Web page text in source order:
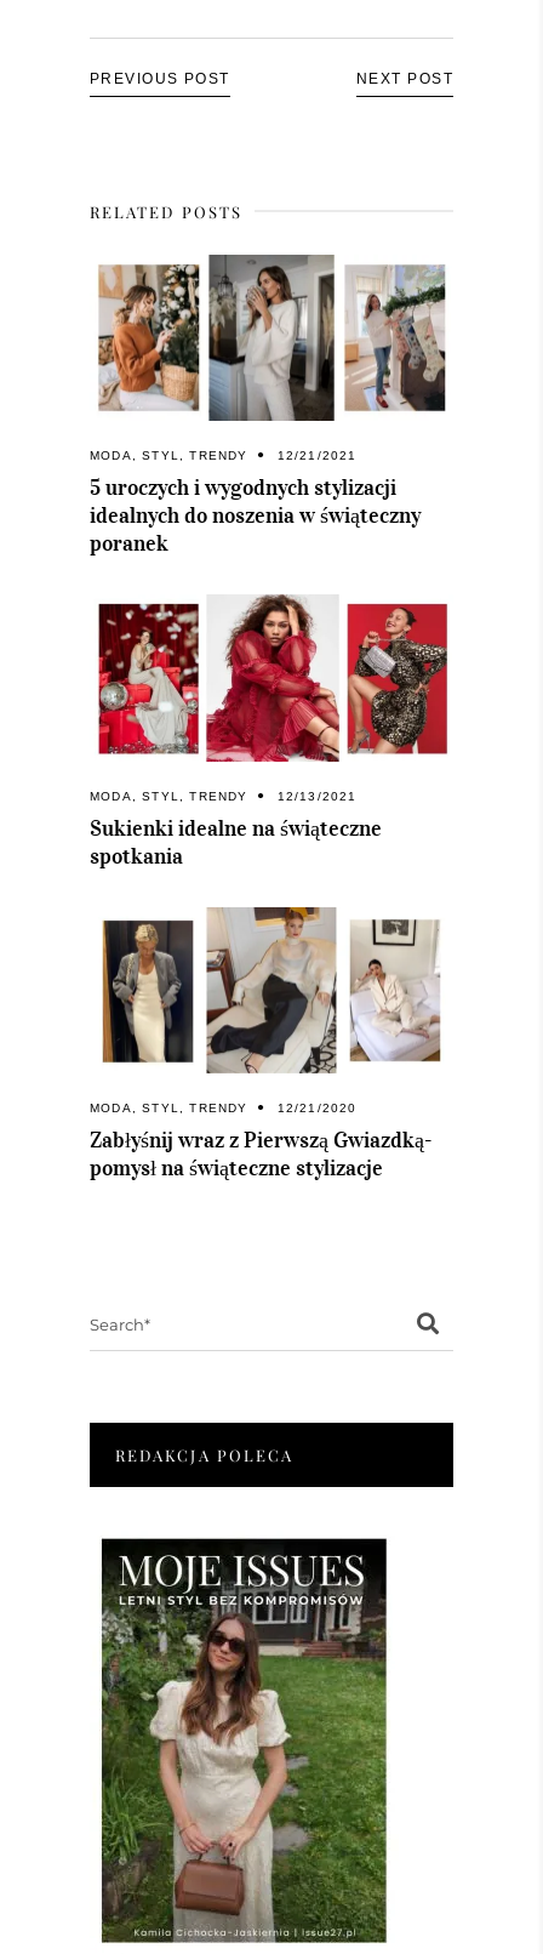
PREVIOUS POST NEXT POST
RELATED POSTS
MODA,STYL,TRENDY 12/21/2021
5 uroczych i wygodnych stylizacji
idealnych do noszenia w świąteczny
poranek
MODA ,STYL ,TRENDY 12/13/2021
Sukienki idealne na świąteczne
spotkania
MODA,STYL,TRENDY 12/21/2020
Zabłyśnij wraz z Pierwszą Gwiazdką-
pomysł na świąteczne stylizacje
REDAKCJA POLECA